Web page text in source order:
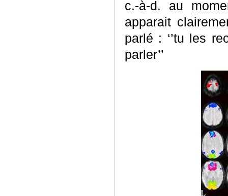
c.-à-d. au
apparait
parlé : ‘’tu les
parler’’